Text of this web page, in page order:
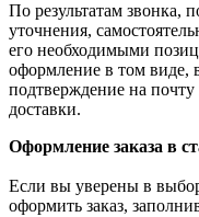
По результатам звонка,
уточнения,
его необходимыми
оформление в том виде,
подтверждение на
доставки.
Оформление заказа в
Если вы уверены в
оформить заказ,